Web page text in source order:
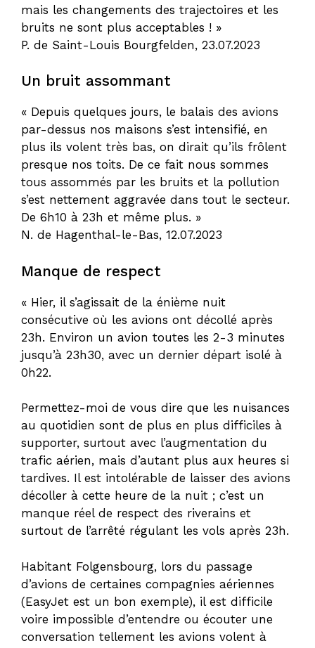
mais les changements des trajectoires et les
bruits ne sont plus acceptables ! »
P. de Saint-Louis Bourgfelden, 23.07.2023
Un bruit assommant
« Depuis quelques jours, le balais des avions
par-dessus nos maisons s’est intensifié, en
plus ils volent très bas, on dirait qu’ils frôlent
presque nos toits. De ce fait nous sommes
tous assommés par les bruits et la pollution
s’est nettement aggravée dans tout le secteur.
De 6h10 à 23h et même plus. »
N. de Hagenthal-le-Bas, 12.07.2023
Manque de respect
« Hier, il s’agissait de la énième nuit
consécutive où les avions ont décollé après
23h. Environ un avion toutes les 2-3 minutes
jusqu’à 23h30, avec un dernier départ isolé à
0h22.
Permettez-moi de vous dire que les nuisances
au quotidien sont de plus en plus difficiles à
supporter, surtout avec l’augmentation du
trafic aérien, mais d’autant plus aux heures si
tardives. Il est intolérable de laisser des avions
décoller à cette heure de la nuit ; c’est un
manque réel de respect des riverains et
surtout de l’arrêté régulant les vols après 23h.
Habitant Folgensbourg, lors du passage
d’avions de certaines compagnies aériennes
(EasyJet est un bon exemple), il est difficile
voire impossible d’entendre ou écouter une
conversation tellement les avions volent à